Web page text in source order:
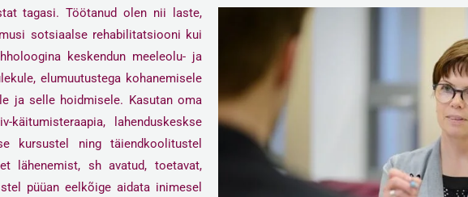
tagasi. Töötanud olen nii laste,
sotsiaalse rehabilitatsiooni kui
keskendun meeleolu- ja
elumuutustega kohanemisele
ja selle hoidmisele. Kasutan oma
lahenduskeskse
kursustel ning täiendkoolitustel
lähenemist, sh avatud, toetavat,
püüan eelkõige aidata inimesel